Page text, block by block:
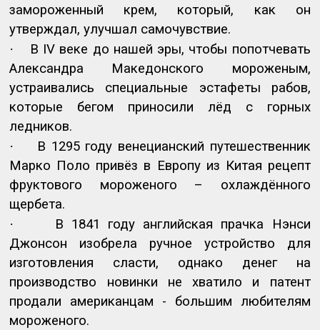
замороженный крем, который, как он
утверждал, улучшал самочувствие.
· В IV веке до нашей эры, чтобы попотчевать
Александра Македонского мороженым,
устраивались специальные эстафеты рабов,
которые бегом приносили лёд с горных
ледников.
·
В 1295 году венецианский путешественник
Марко Поло привёз в Европу из Китая рецепт
фруктового мороженого – охлаждённого
щербета.
·
В 1841 году английская прачка Нэнси
Джонсон изобрела ручное устройство для
изготовления сласти, однако денег на
производство новинки не хватило и патент
продали американцам - большим любителям
мороженого.